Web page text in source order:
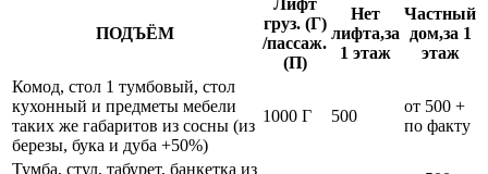
ПОДЪЁМ
груз. (Г)
/пассаж.
(П)
Нет
лифта,за
1 этаж
Частный
дом,за 1
этаж
Комод, стол 1 тумбовый, стол
кухонный и предметы мебели
таких же габаритов из сосны (из
березы, бука и дуба +50%)
1000 Г 500
от 500 +
по факту
Тумба, стул, табурет, банкетка из